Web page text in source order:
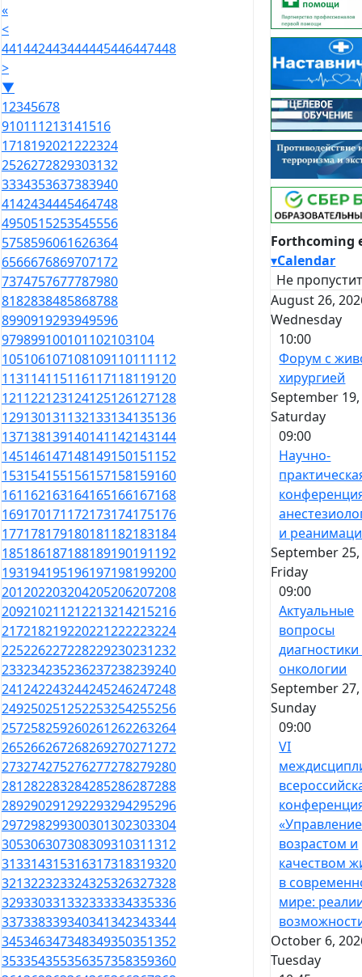
«
<
441442443444445446447448
>
▼
12345678
910111213141516
1718192021222324
2526272829303132
3334353637383940
4142434445464748
4950515253545556
5758596061626364
6566676869707172
7374757677787980
8182838485868788
8990919293949596
979899100101102103104
105106107108109110111112
113114115116117118119120
121122123124125126127128
129130131132133134135136
137138139140141142143144
145146147148149150151152
153154155156157158159160
161162163164165166167168
169170171172173174175176
177178179180181182183184
185186187188189190191192
193194195196197198199200
201202203204205206207208
209210211212213214215216
217218219220221222223224
225226227228229230231232
233234235236237238239240
241242243244245246247248
249250251252253254255256
257258259260261262263264
265266267268269270271272
273274275276277278279280
281282283284285286287288
289290291292293294295296
297298299300301302303304
305306307308309310311312
313314315316317318319320
321322323324325326327328
329330331332333334335336
337338339340341342343344
345346347348349350351352
353354355356357358359360
Forthcoming
▾Calendar
Не
August 26,
Wednesday
10:00
Форум с
хирургией
September
Saturday
09:00
Научно-
и
September
Friday
09:00
Актуальные
вопросы
диагностики
онкологии
September
Sunday
09:00
VI
«Управление
возрастом и
качеством
в
мире:
October 6,
Tuesday